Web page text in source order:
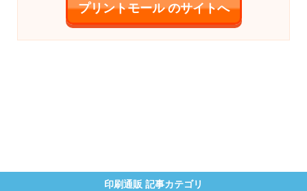
プリントモール のサイトへ
印刷通販 記事カテゴリ